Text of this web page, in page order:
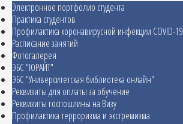
Электронное портфолио студента
Практика студентов
Профилактика коронавирусной инфекции COVID-19
Расписание занятий
Фотогалерея
ЭБС "ЮРАЙТ"
ЭБС "Университетская библиотека онлайн"
Реквизиты для оплаты за обучение
Реквизиты госпошлины на Визу
Профилактика терроризма и экстремизма